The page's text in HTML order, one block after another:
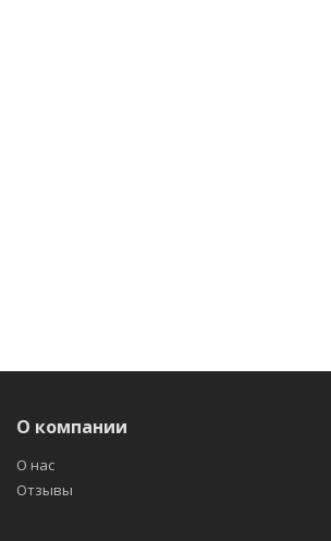
О компании
О нас
Отзывы